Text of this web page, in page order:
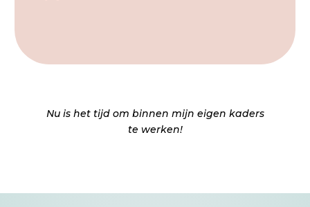
Nu is het tijd om binnen mijn eigen kaders
te werken!